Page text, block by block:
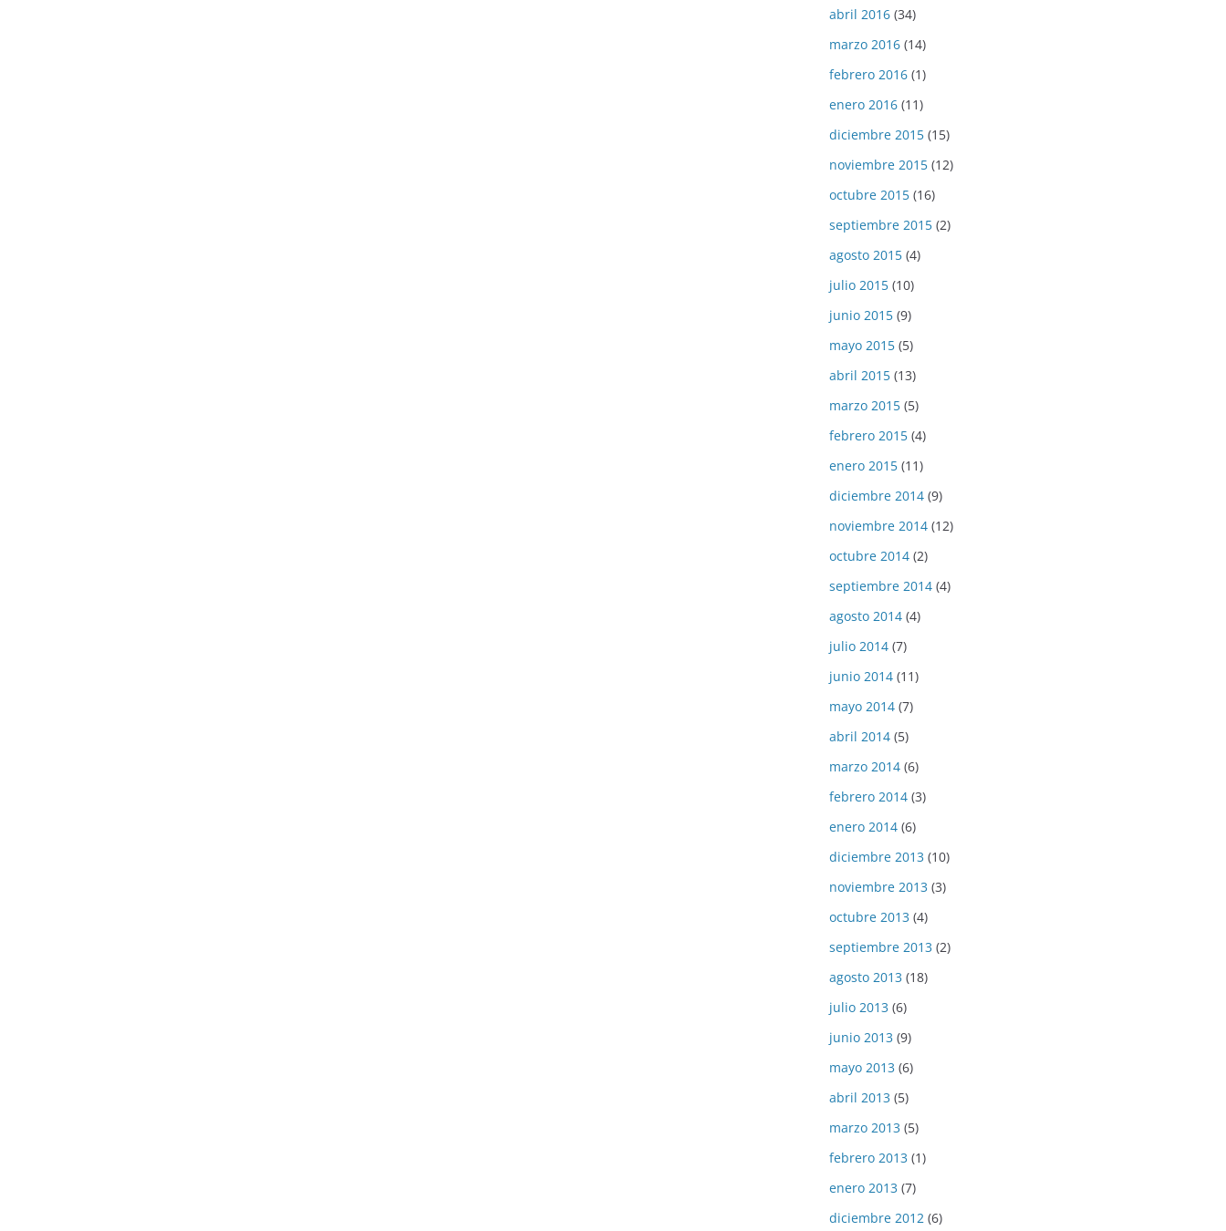
abril 2016 (34)
marzo 2016 (14)
febrero 2016 (1)
enero 2016 (11)
diciembre 2015 (15)
noviembre 2015 (12)
octubre 2015 (16)
septiembre 2015 (2)
agosto 2015 (4)
julio 2015 (10)
junio 2015 (9)
mayo 2015 (5)
abril 2015 (13)
marzo 2015 (5)
febrero 2015 (4)
enero 2015 (11)
diciembre 2014 (9)
noviembre 2014 (12)
octubre 2014 (2)
septiembre 2014 (4)
agosto 2014 (4)
julio 2014 (7)
junio 2014 (11)
mayo 2014 (7)
abril 2014 (5)
marzo 2014 (6)
febrero 2014 (3)
enero 2014 (6)
diciembre 2013 (10)
noviembre 2013 (3)
octubre 2013 (4)
septiembre 2013 (2)
agosto 2013 (18)
julio 2013 (6)
junio 2013 (9)
mayo 2013 (6)
abril 2013 (5)
marzo 2013 (5)
febrero 2013 (1)
enero 2013 (7)
diciembre 2012 (6)